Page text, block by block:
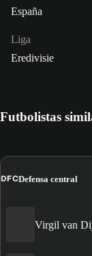
España
Liga
Eredivisie
Futbolistas
DFCDefensa central
Virgil van